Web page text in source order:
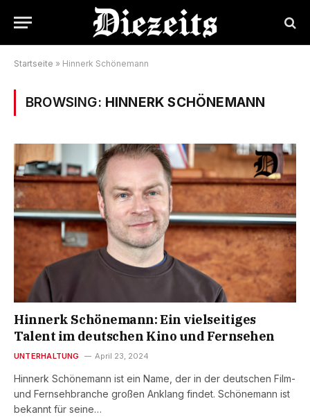
Startseite » Hinnerk Schönemann
BROWSING: HINNERK SCHÖNEMANN
Hinnerk Schönemann: Ein vielseitiges
Talent im deutschen Kino und Fernsehen
UNTERHALTUNG April 23, 2024
Hinnerk Schönemann ist ein Name, der in der deutschen Film-
und Fernsehbranche großen Anklang findet. Schönemann ist
bekannt für seine…